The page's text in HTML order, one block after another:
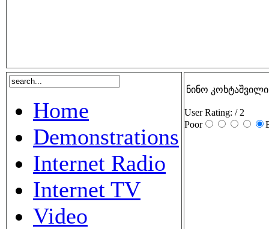
Home
Demonstrations
Internet Radio
Internet TV
Video
ნინო კოხტაშვილი
User Rating: / 2
Poor